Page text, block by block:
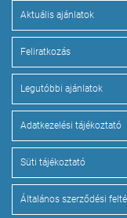
Aktuális ajánlatok
Feliratkozás
Legutóbbi ajánlatok
Adatkezelési tájékoztató
Süti tájékoztató
Általános szerződési